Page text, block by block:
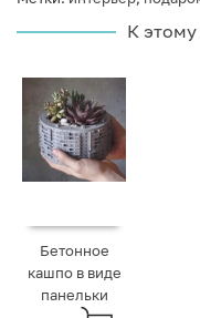
К этому
Бетонное
кашпо в виде
панельки